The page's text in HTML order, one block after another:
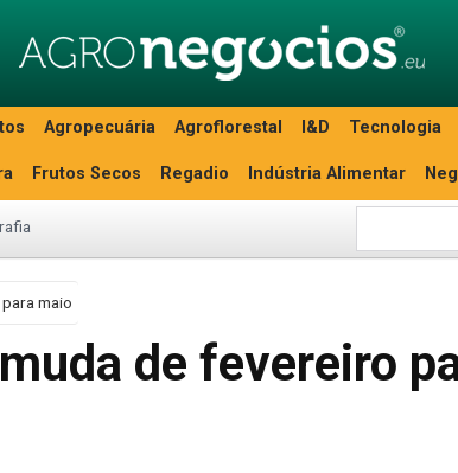
Agropecuária Agroflorestal I&D Tecnologia
Frutos Secos Regadio Indústria Alimentar
maio
de fevereiro